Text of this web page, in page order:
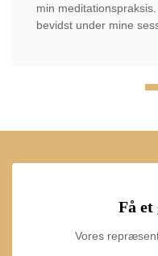
min
bevidst under mine
Få
Vores